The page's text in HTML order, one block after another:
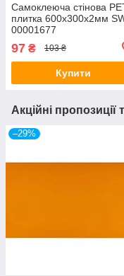
Самоклеюча стінова
плитка 600х300х2мм
00001677
97 ₴ 103 ₴
Купити
Акційні пропозиції
–29%